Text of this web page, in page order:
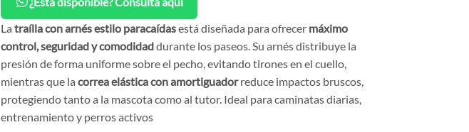
La traílla con arnés estilo paracaídasestá diseñada para ofrecer máximo
control, seguridad y comodidaddurante los paseos. Su arnés distribuye la
presión de forma uniforme sobre el pecho, evitando tirones en el cuello,
mientras que la correa elástica con amortiguadorreduce impactos bruscos,
protegiendo tanto a la mascota como al tutor. Ideal para caminatas diarias,
entrenamiento y perros activos